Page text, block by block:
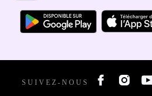
SUIVEZ-NOUS